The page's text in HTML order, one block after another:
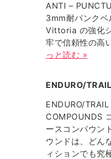
ANTI –
3mm耐パンクベ
Vittoria の強化
牢で信頼性の高
っと読む »
ENDURO/
ENDURO/
COMPOUNDS
ースコンパウン
ウンドは、どん
ィションでも究